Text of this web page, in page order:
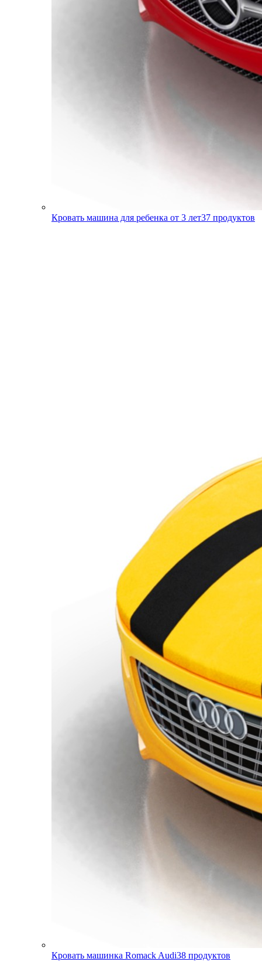
Кровать машина для ребенка от 3 лет37 продуктов
Кровать машинка Romack Audi38 продуктов